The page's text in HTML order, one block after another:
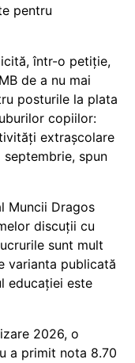
pentru
într-o petiție,
de a nu mai
posturile la plata
copiilor:
extrașcolare
spun
Muncii Dragos
discuții cu
sunt mult
varianta publicată
educației este
2026, o
a primit nota 8.70